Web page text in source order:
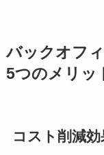
バックオフ
5つのメリッ
コスト削減